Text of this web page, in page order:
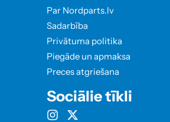
Par Nordparts.lv
Sadarbība
Privātuma politika
Piegāde un apmaksa
Preces atgriešana
Sociālie tīkli